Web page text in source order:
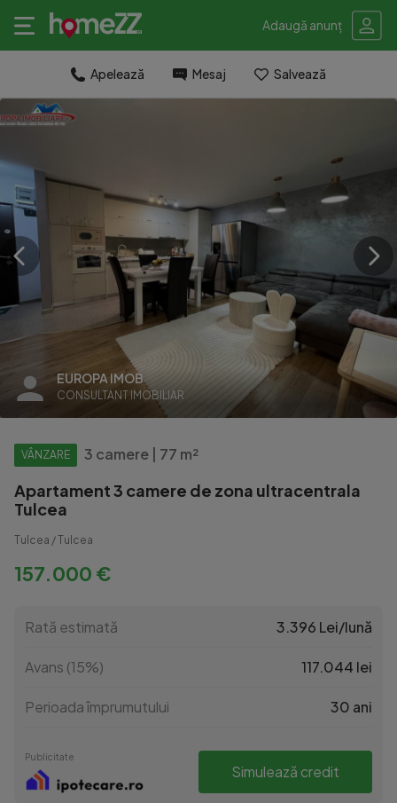
Adaugă anunț
Apelează Mesaj Salvează
EUROPA IMOB
CONSULTANT IMOBILIAR
VÂNZARE 3 camere | 77 m²
Apartament 3 camere de zona ultracentrala
Tulcea
Tulcea / Tulcea
157.000 €
Rată estimată 3.396 Lei/lună
Avans (15%) 117.044 lei
Perioada împrumutului 30 ani
Publicitate
Simulează credit